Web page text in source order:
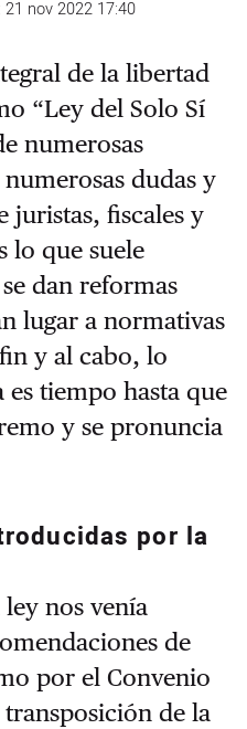
nov 2022 17:40
de la libertad
“Ley del Solo Sí
numerosas
dudas y
juristas, fiscales y
lo que suele
dan reformas
lugar a normativas
y al cabo, lo
es tiempo hasta que
y se pronuncia
por la
nos venía
de
por el Convenio
de la